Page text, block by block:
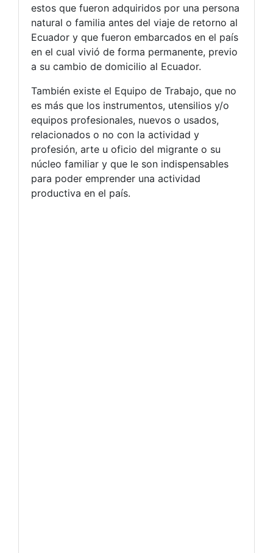
estos que fueron adquiridos por una persona
natural o familia antes del viaje de retorno al
Ecuador y que fueron embarcados en el país
en el cual vivió de forma permanente, previo
a su cambio de domicilio al Ecuador.
También existe el Equipo de Trabajo, que no
es más que los instrumentos, utensilios y/o
equipos profesionales, nuevos o usados,
relacionados o no con la actividad y
profesión, arte u oficio del migrante o su
núcleo familiar y que le son indispensables
para poder emprender una actividad
productiva en el país.